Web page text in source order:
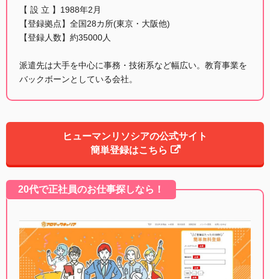
【 設 立 】1988年2月
【登録拠点】全国28カ所(東京・大阪他)
【登録人数】約35000人
派遣先は大手を中心に事務・技術系など幅広い。教育事業を
バックボーンとしている会社。
ヒューマンリソシアの公式サイト
簡単登録はこちら
20代で正社員のお仕事探しなら！